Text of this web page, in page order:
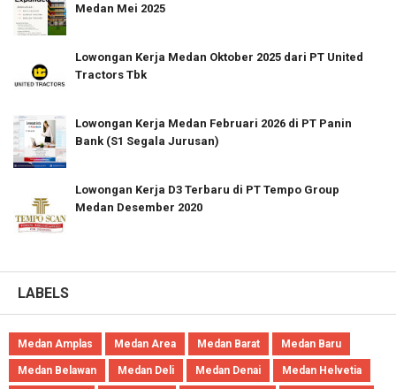
Medan Mei 2025
Lowongan Kerja Medan Oktober 2025 dari PT United
Tractors Tbk
Lowongan Kerja Medan Februari 2026 di PT Panin
Bank (S1 Segala Jurusan)
Lowongan Kerja D3 Terbaru di PT Tempo Group
Medan Desember 2020
LABELS
Medan Amplas Medan Area Medan Barat Medan Baru
Medan Belawan Medan Deli Medan Denai Medan Helvetia